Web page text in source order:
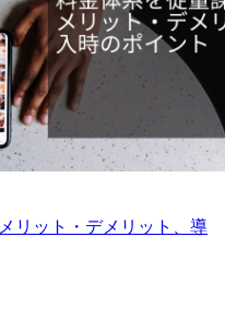
リット・デメリット、導